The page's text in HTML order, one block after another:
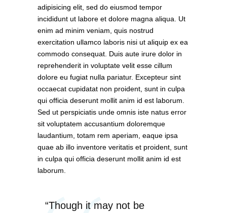
adipisicing elit, sed do eiusmod tempor
incididunt ut labore et dolore magna aliqua. Ut
enim ad minim veniam, quis nostrud
exercitation ullamco laboris nisi ut aliquip ex ea
commodo consequat. Duis aute irure dolor in
reprehenderit in voluptate velit esse cillum
dolore eu fugiat nulla pariatur. Excepteur sint
occaecat cupidatat non proident, sunt in culpa
qui officia deserunt mollit anim id est laborum.
Sed ut perspiciatis unde omnis iste natus error
sit voluptatem accusantium doloremque
laudantium, totam rem aperiam, eaque ipsa
quae ab illo inventore veritatis et proident, sunt
in culpa qui officia deserunt mollit anim id est
laborum.
“Though it may not be